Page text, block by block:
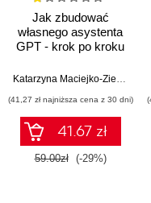
Jak zbudować
własnego asystenta
GPT - krok po kroku
Katarzyna Maciejko-Zielińska
(41,27 zł najniższa cena z 30 dni)
41.67 zł
59.00zł (-29%)